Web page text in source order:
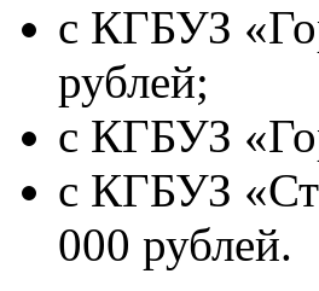
с КГБУЗ
рублей;
с КГБУЗ
с КГБУЗ
000 рублей.